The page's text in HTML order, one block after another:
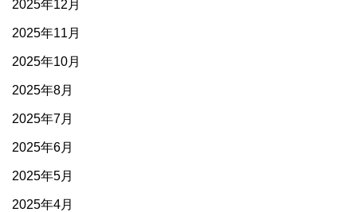
2025年12月
2025年11月
2025年10月
2025年8月
2025年7月
2025年6月
2025年5月
2025年4月